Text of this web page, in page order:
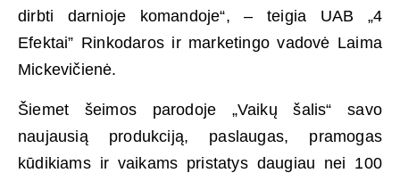
dirbti darnioje komandoje“, – teigia UAB „4
Efektai” Rinkodaros ir marketingo vadovė Laima
Mickevičienė.
Šiemet šeimos parodoje „Vaikų šalis“ savo
naujausią produkciją, paslaugas, pramogas
kūdikiams ir vaikams pristatys daugiau nei 100